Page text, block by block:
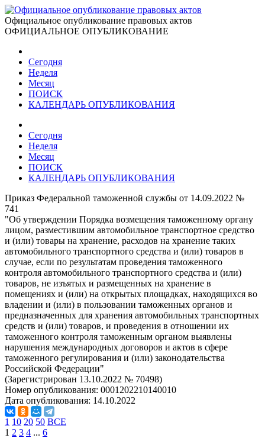
Официальное опубликование правовых актов
ОФИЦИАЛЬНОЕ ОПУБЛИКОВАНИЕ
Сегодня
Неделя
Месяц
ПОИСК
КАЛЕНДАРЬ ОПУБЛИКОВАНИЯ
Сегодня
Неделя
Месяц
ПОИСК
КАЛЕНДАРЬ ОПУБЛИКОВАНИЯ
Приказ Федеральной таможенной службы от 14.09.2022 №
741
"Об утверждении Порядка возмещения таможенному органу
лицом, разместившим автомобильное транспортное средство
и (или) товары на хранение, расходов на хранение таких
автомобильного транспортного средства и (или) товаров в
случае, если по результатам проведения таможенного
контроля автомобильного транспортного средства и (или)
товаров, не изъятых и размещенных на хранение в
помещениях и (или) на открытых площадках, находящихся во
владении и (или) в пользовании таможенных органов и
предназначенных для хранения автомобильных транспортных
средств и (или) товаров, и проведения в отношении их
таможенного контроля таможенным органом выявлены
нарушения международных договоров и актов в сфере
таможенного регулирования и (или) законодательства
Российской Федерации"
(Зарегистрирован 13.10.2022 № 70498)
Номер опубликования: 0001202210140010
Дата опубликования: 14.10.2022
1 10 20 50 ВСЕ
1 2 3 4 ... 6